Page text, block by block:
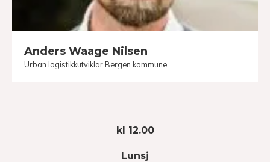
Anders Waage Nilsen
Urban logistikkutviklar Bergen kommune
kl 12.00
Lunsj